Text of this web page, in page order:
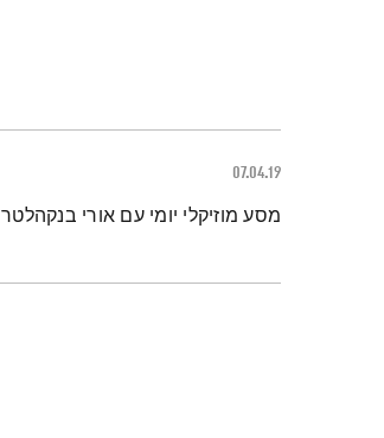
07.04.19
תמצית הפודקאסט
מסע מוזיקלי יומי עם אורי בנקהלטר